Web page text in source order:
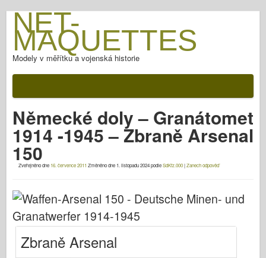
NET-
MAQUETTES
Modely v měřítku a vojenská historie
Po bitvě
Zbraně AFV
Spojenecká osa
Concord
Matice a šrouby
Německé doly – Granátomet
1914 -1945 – Zbraně Arsenal
150
Zveřejněno dne 16. července 2011 Změněno dne 1. listopadu 2024podleSdKfz.000|Zanech odpověď
Zbraně Arsenal